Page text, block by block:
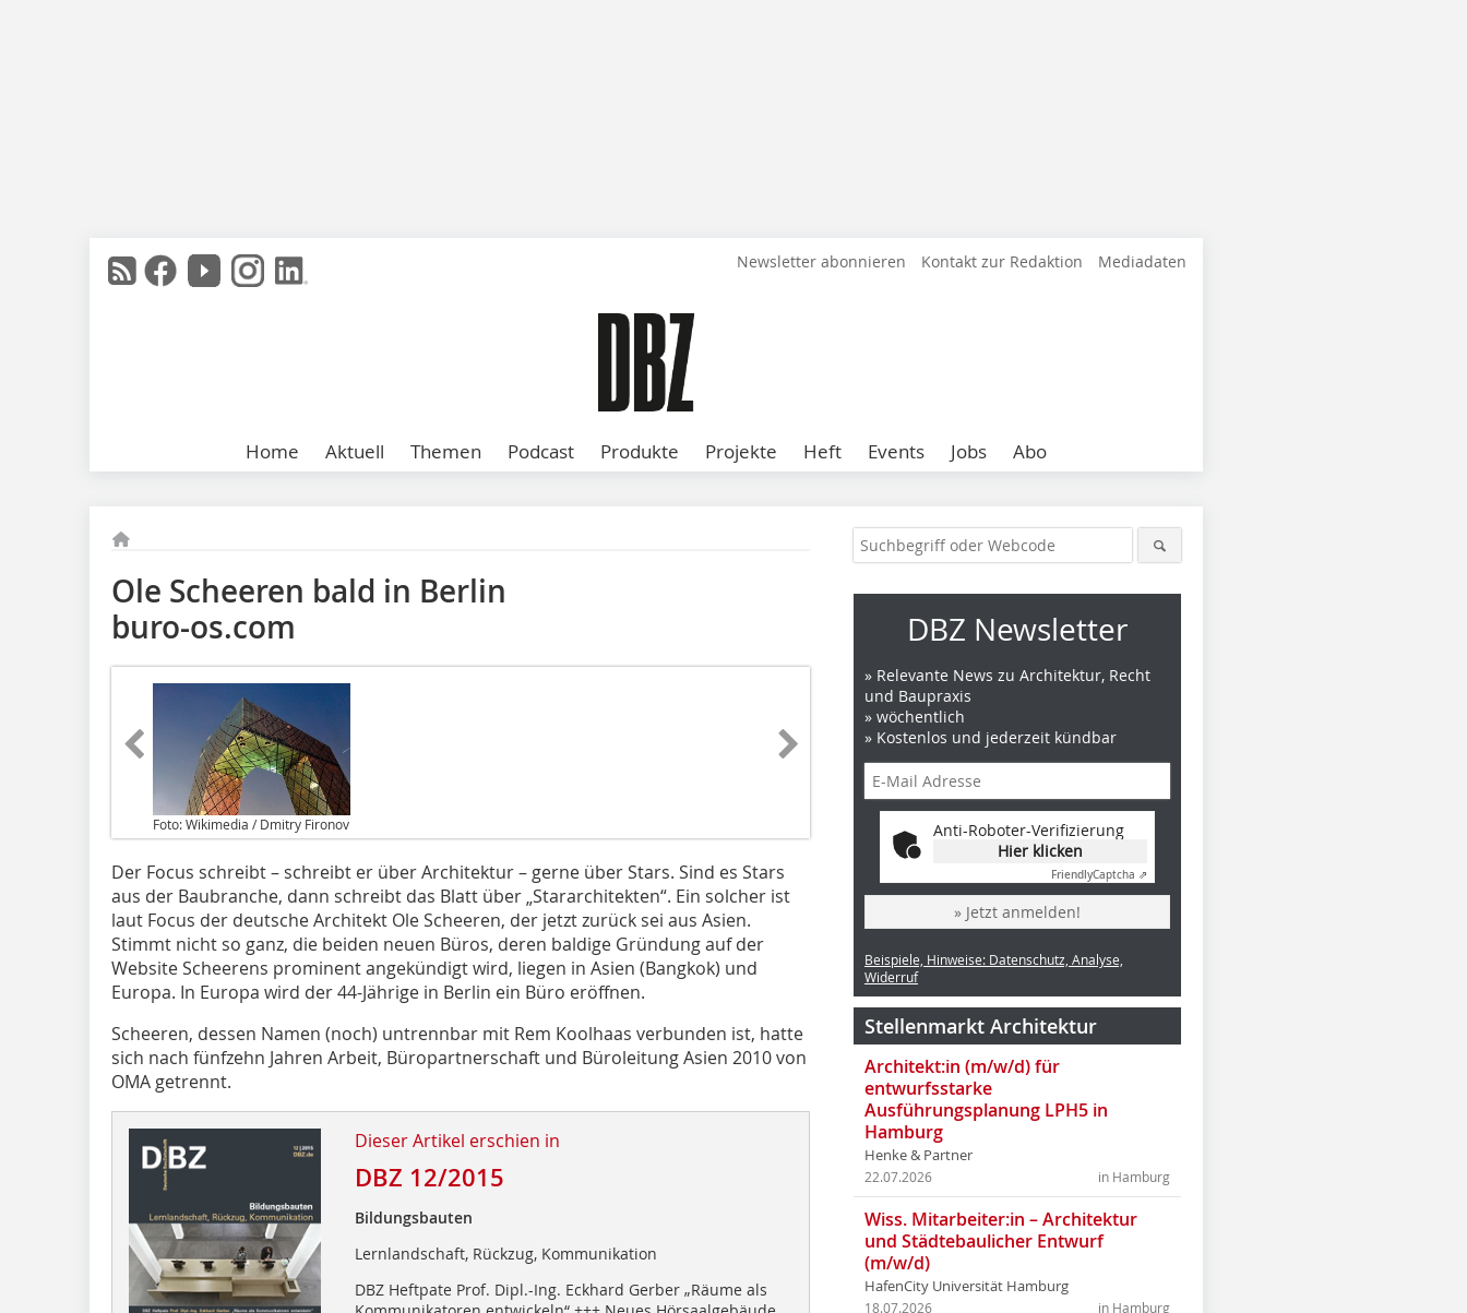
Newsletter abonnieren Kontakt zur Redaktion Mediadaten
Home Aktuell Themen Podcast Produkte Projekte Heft Events Jobs Abo
Ole Scheeren bald in Berlin
buro-os.com
Foto: Wikimedia / Dmitry Fironov
Der Focus schreibt – schreibt er über Architektur – gerne über Stars. Sind es Stars
aus der Baubranche, dann schreibt das Blatt über „Stararchitekten“. Ein solcher ist
laut Focus der deutsche Architekt Ole Scheeren, der jetzt zurück sei aus Asien.
Stimmt nicht so ganz, die beiden neuen Büros, deren baldige Gründung auf der
Website Scheerens prominent angekündigt wird, liegen in Asien (Bangkok) und
Europa. In Europa wird der 44-Jährige in Berlin ein Büro eröffnen.
Scheeren, dessen Namen (noch) untrennbar mit Rem Koolhaas verbunden ist, hatte
sich nach fünfzehn Jahren Arbeit, Büropartnerschaft und Büroleitung Asien 2010 von
OMA getrennt.
Dieser Artikel erschien in
DBZ 12/2015
Bildungsbauten
Lernlandschaft, Rückzug, Kommunikation
DBZ Heftpate Prof. Dipl.-Ing. Eckhard Gerber „Räume als
DBZ Newsletter
» Relevante News zu Architektur, Recht
und Baupraxis
» wöchentlich
» Kostenlos und jederzeit kündbar
Anti-Roboter-Verifizierung
Hier klicken
FriendlyCaptcha ⇗
» Jetzt anmelden!
Beispiele, Hinweise: Datenschutz, Analyse,
Widerruf
Stellenmarkt Architektur
Architekt:in (m/w/d) für
entwurfsstarke
Ausführungsplanung LPH5 in
Hamburg
Henke & Partner
in Hamburg
22.07.2026
Wiss. Mitarbeiter:in – Architektur
und Städtebaulicher Entwurf
(m/w/d)
HafenCity Universität Hamburg
in Hamburg
18.07.2026